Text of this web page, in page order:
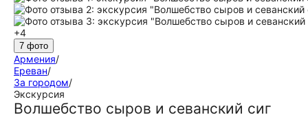
+4
7 фото
Армения/
Ереван/
За городом/
Экскурсия
Волшебство сыров и севанский сиг